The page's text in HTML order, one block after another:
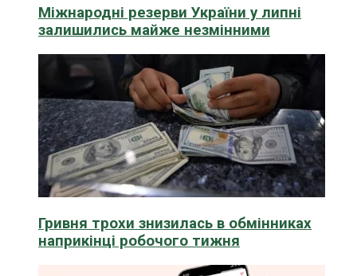
Міжнародні резерви України у липні
залишились майже незмінними
Гривня трохи знизилась в обмінниках
наприкінці робочого тижня